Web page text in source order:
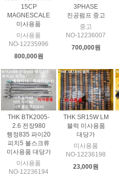
15CP
MAGNESCALE
미사용품
미사용품
NO-12235996
800,000원
3PHASE
진공펌프 중고
중고
NO-12236007
700,000원
THK BTK2005-
2.6 전장980
행정835 파이20
피치5 볼스크류
미사용품 대당가
미사용품
NO-12236194
THK SR15W LM
블럭 미사용품
대당가
미사용품
NO-12236198
23,000원